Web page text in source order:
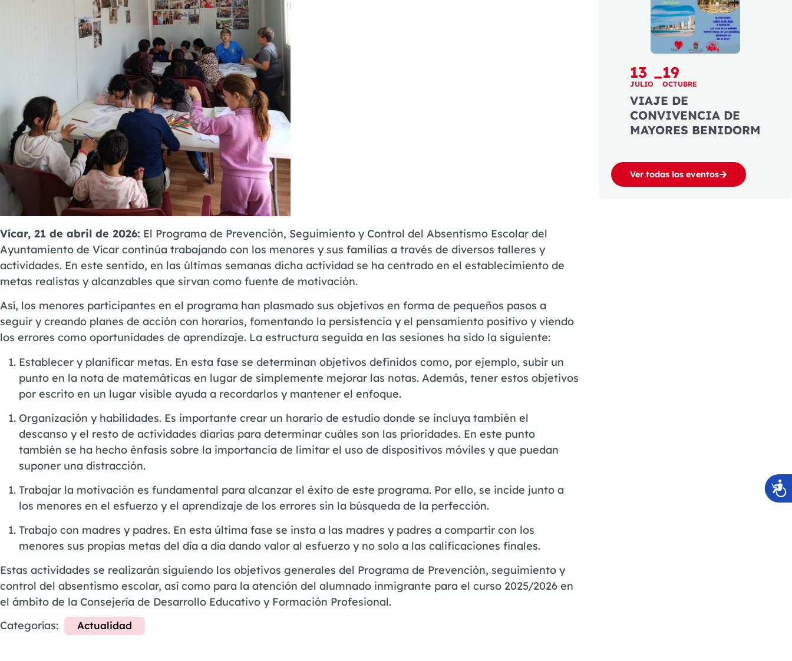
Vícar, 21 de abril de 2026: El Programa de Prevención, Seguimiento y Control del Absentismo Escolar del
Ayuntamiento de Vícar continúa trabajando con los menores y sus familias a través de diversos talleres y
actividades. En este sentido, en las últimas semanas dicha actividad se ha centrado en el establecimiento de
metas realistas y alcanzables que sirvan como fuente de motivación.
Así, los menores participantes en el programa han plasmado sus objetivos en forma de pequeños pasos a
seguir y creando planes de acción con horarios, fomentando la persistencia y el pensamiento positivo y viendo
los errores como oportunidades de aprendizaje. La estructura seguida en las sesiones ha sido la siguiente:
Establecer y planificar metas. En esta fase se determinan objetivos definidos como, por ejemplo, subir un
punto en la nota de matemáticas en lugar de simplemente mejorar las notas. Además, tener estos objetivos
por escrito en un lugar visible ayuda a recordarlos y mantener el enfoque.
Organización y habilidades. Es importante crear un horario de estudio donde se incluya también el
descanso y el resto de actividades diarias para determinar cuáles son las prioridades. En este punto
también se ha hecho énfasis sobre la importancia de limitar el uso de dispositivos móviles y que puedan
suponer una distracción.
Trabajar la motivación es fundamental para alcanzar el éxito de este programa. Por ello, se incide junto a
los menores en el esfuerzo y el aprendizaje de los errores sin la búsqueda de la perfección.
Trabajo con madres y padres. En esta última fase se insta a las madres y padres a compartir con los
menores sus propias metas del día a día dando valor al esfuerzo y no solo a las calificaciones finales.
Estas actividades se realizarán siguiendo los objetivos generales del Programa de Prevención, seguimiento y
control del absentismo escolar, así como para la atención del alumnado inmigrante para el curso 2025/2026 en
el ámbito de la Consejería de Desarrollo Educativo y Formación Profesional.
Categorías:
Actualidad
13
JULIO–19
OCTUBRE
VIAJE DE
CONVIVENCIA DE
MAYORES BENIDORM
Ver todas los eventos